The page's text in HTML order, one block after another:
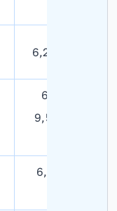
6,2 - 7,5
6 - 9
9,5 - 11
6,5 - 9